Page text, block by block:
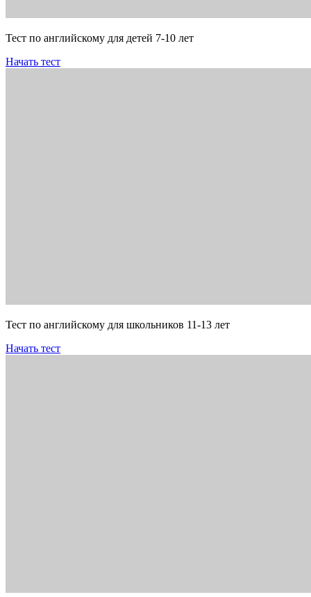
Тест по английскому для детей 7-10 лет
Начать тест
Тест по английскому для школьников 11-13 лет
Начать тест